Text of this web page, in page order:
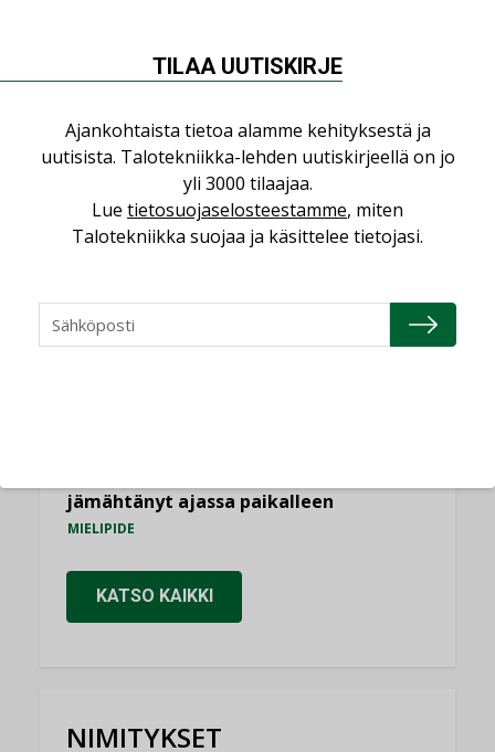
NÄKÖKULMIA
käyttöön kiinteistöissä
KOLUMNI
Sähköistäminen säästää euroja
KOLUMNI
ilmanvaihtoa
KOLUMNI
jämähtänyt ajassa paikalleen
MIELIPIDE
KATSO KAIKKI
NIMITYKSET
TILAA UUTISKIRJE
Ajankohtaista tietoa alamme kehityksestä ja
uutisista. Talotekniikka-lehden uutiskirjeellä on jo
yli 3000 tilaajaa.
Lue tietosuojaselosteestamme, miten
Talotekniikka suojaa ja käsittelee tietojasi.